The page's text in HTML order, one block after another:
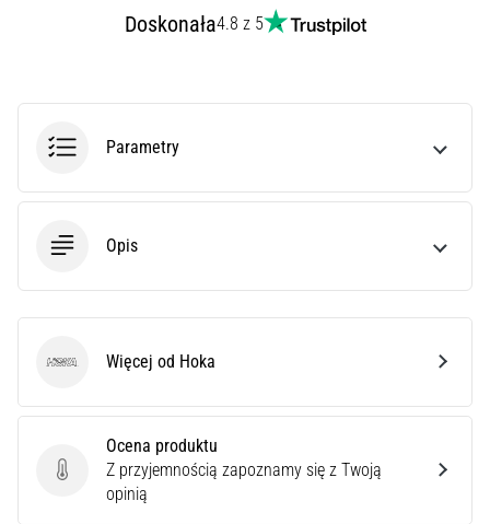
powszechny
Pokaż
artykuły
Doskonała4.8 z 5
Parametry
Opis
Ocena produktu
Ocena produktu
Z przyjemnością zapoznamy się z Twoją
opinią
Hoka Więcej od Hoka